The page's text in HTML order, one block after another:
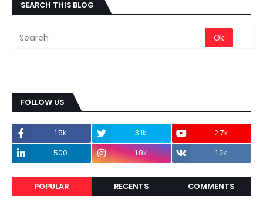
SEARCH THIS BLOG
FOLLOW US
1.5k 3.1k
2.7k
500
1.8k 1.2k
POPULAR RECENTS COMMENTS